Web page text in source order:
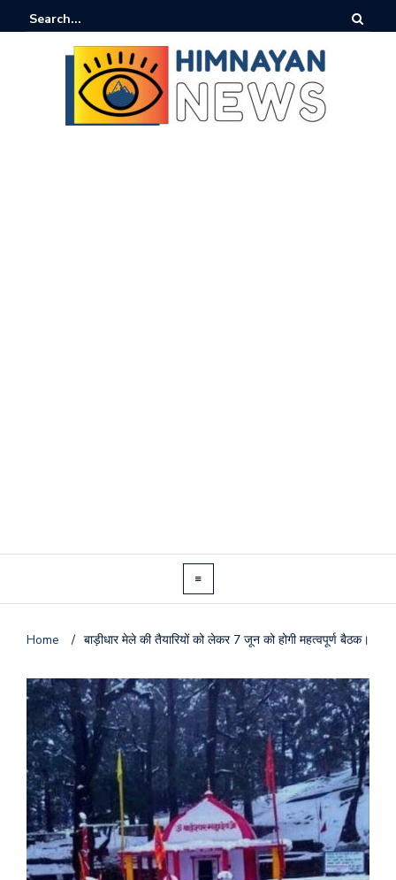
Home / बाड़ीधार मेले की तैयारियों को लेकर 7 जून को होगी महत्वपूर्ण बैठक।